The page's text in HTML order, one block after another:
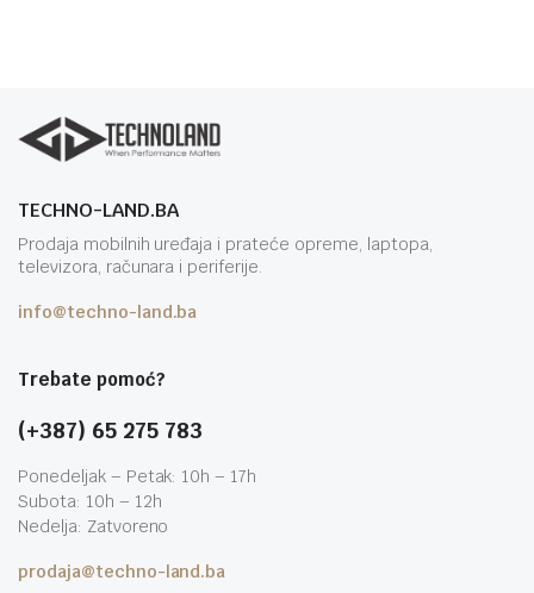
TECHNO-LAND.BA
Prodaja mobilnih uređaja i prateće opreme, laptopa,
televizora, računara i periferije.
info@techno-land.ba
Trebate pomoć?
(+387) 65 275 783
Ponedeljak – Petak: 10h – 17h
Subota: 10h – 12h
Nedelja: Zatvoreno
prodaja@techno-land.ba